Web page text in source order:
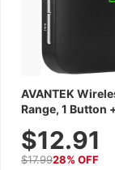
AVANTEK
Range, 1 Button
Year Battery
$12.91
$17.9928% OFF